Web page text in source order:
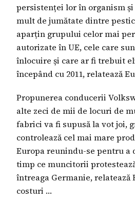
persistenței lor în organism
mult de jumătate dintre
aparțin grupului celor mai
autorizate în UE, cele care
înlocuire și care ar fi trebuit
începând cu 2011, relatează
Propunerea conducerii
alte zeci de mii de locuri de
fabrici va fi supusă la vot joi,
controlează cel mai mare
Europa reunindu-se pentru a
timp ce muncitorii
întreaga Germanie, relatează
costuri …